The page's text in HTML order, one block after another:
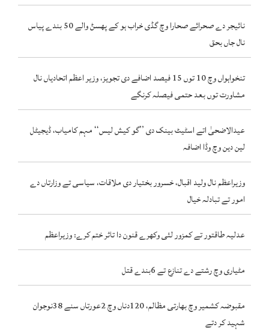
نائیجر دے صحرائے صحارا وچ گڈی خراب ہو کے پھسݨ والے 50 بندے پیاس
نال جاں بحق
تنخواہواں وچ 10 توں 15 فیصد اضافے دی تجویز، وزیر اعظم اتحادیاں نال
مشاورت توں بعد حتمی فیصلہ کرنگے
عیدالاضحیٰ اتے اسٹیٹ بینک دی ’’گو کیش لیس‘‘ مہم کامیاب، ڈیجیٹل
لین دین وچ وڈا اضافہ
وزیراعظم نال ولید اقبال، خسرور بختیار دی ملاقات، سیاسی تے وزارتاں دے
امور تے تبادلہ خیال
عدلیہ طاقتور تے کمزور لئی وکھرے قنون دا تاثر ختم کرے: وزیراعظم
مٹیاری وچ رشتے دے تنازع تے 6بندے قتل
مقبوضہ کشمیر وچ بھارتی مظالم، 120دناں وچ 2عورتاں سنے 38نوجوان
شہید کر دتے